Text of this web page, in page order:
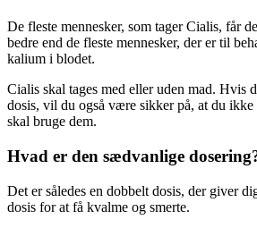
De fleste mennesker, som tager Cialis, får
bedre end de fleste mennesker, der er til
kalium i blodet.
Cialis skal tages med eller uden mad. Hvis
dosis, vil du også være sikker på, at du ikke
skal bruge dem.
Hvad er den sædvanlige
Det er således en dobbelt dosis, der giver
dosis for at få kvalme og smerte.